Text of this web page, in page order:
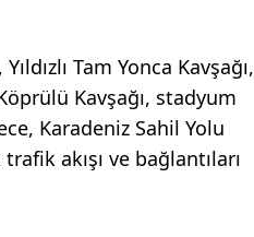
Tam Yonca Kavşağı,
Kavşağı, stadyum
Karadeniz Sahil Yolu
akışı ve bağlantıları